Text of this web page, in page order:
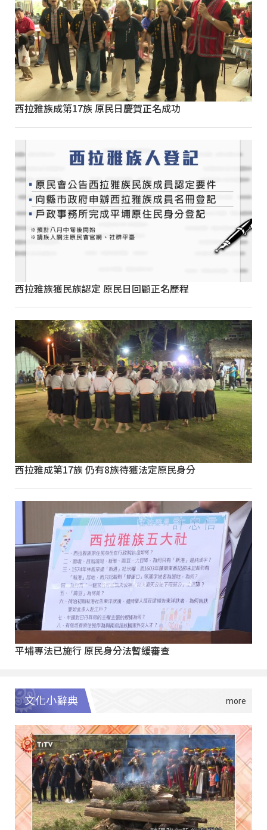
西拉雅族成第17族 原民日慶賀正名成功
西拉雅族獲民族認定 原民日回顧正名歷程
西拉雅成第17族 仍有8族待獲法定原民身分
平埔專法已施行 原民身分法暫緩審查
文化小辭典